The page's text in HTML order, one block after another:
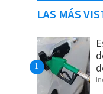
LAS MÁS